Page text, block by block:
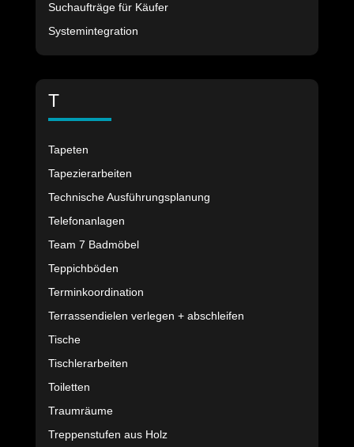
Suchaufträge für Käufer
Systemintegration
T
Tapeten
Tapezierarbeiten
Technische Ausführungsplanung
Telefonanlagen
Team 7 Badmöbel
Teppichböden
Terminkoordination
Terrassendielen verlegen + abschleifen
Tische
Tischlerarbeiten
Toiletten
Traumräume
Treppenstufen aus Holz